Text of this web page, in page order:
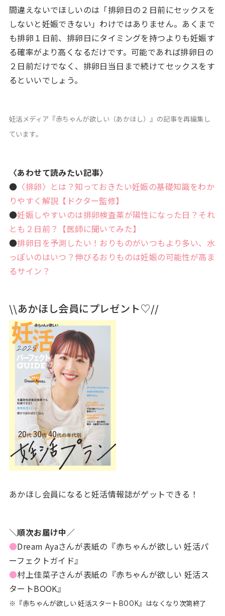
間違えないでほしいのは「排卵日の２日前にセックスを
しないと妊娠できない」わけではありません。あくまで
も排卵１日前、排卵日にタイミングを持つよりも妊娠す
る確率がより高くなるだけです。可能であれば排卵日の
２日前だけでなく、排卵日当日まで続けてセックスをす
るといいでしょう。
妊活メディア『赤ちゃんが欲しい（あかほし）』の記事を再編集し
ています。
〈あわせて読みたい記事〉
● 〈排卵〉とは？知っておきたい妊娠の基礎知識をわか
りやすく解説【ドクター監修】
●妊娠しやすいのは排卵検査薬が陽性になった日？それ
とも２日前？【医師に聞いてみた】
●排卵日を予測したい！おりものがいつもより多い、水
っぽいのはいつ？伸びるおりものは妊娠の可能性が高ま
るサイン？
\\あかほし会員にプレゼント♡//
あかほし会員になると妊活情報誌がゲットできる！
＼順次お届け中／
●Dream Ayaさんが表紙の『赤ちゃんが欲しい 妊活パ
ーフェクトガイド』
●村上佳菜子さんが表紙の『赤ちゃんが欲しい 妊活ス
タートBOOK』
※『赤ちゃんが欲しい 妊活スタートBOOK』はなくなり次第終了